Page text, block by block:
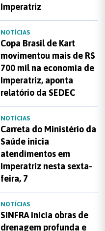
Imperatriz
NOTÍCIAS
Copa Brasil de Kart
movimentou mais de R$
700 mil na economia de
Imperatriz, aponta
relatório da SEDEC
NOTÍCIAS
Carreta do Ministério da
Saúde inicia
atendimentos em
Imperatriz nesta sexta-
feira, 7
NOTÍCIAS
SINFRA inicia obras de
drenagem profunda e